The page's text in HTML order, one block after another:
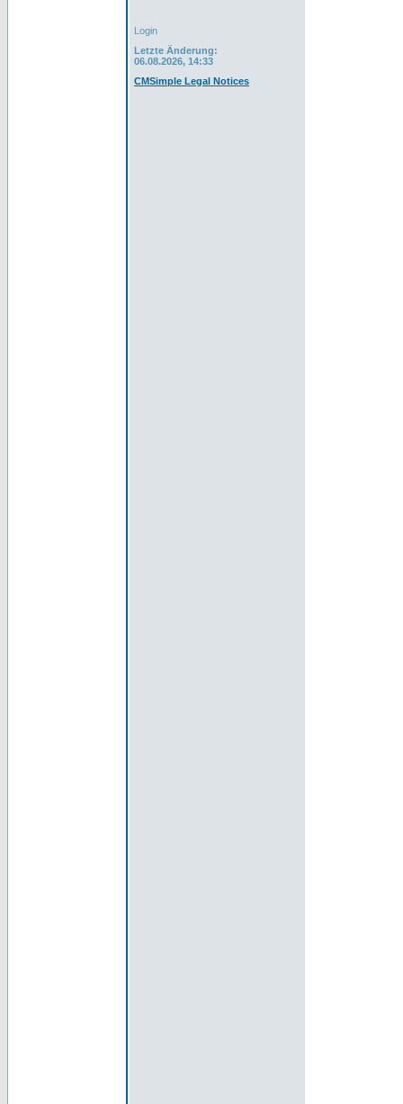
Login
Letzte Änderung:
06.08.2026, 14:33
CMSimple Legal Notices